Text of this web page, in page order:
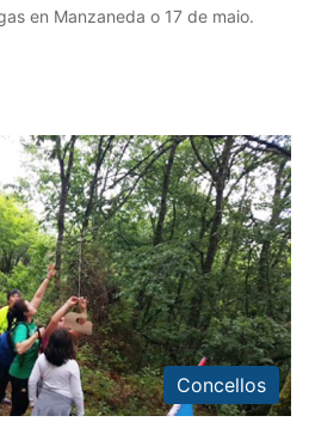
en Manzaneda o 17 de maio.
Concellos